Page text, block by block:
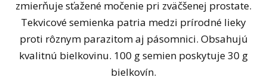
zmierňuje sťažené močenie pri zväčšenej prostate.
Tekvicové semienka patria medzi prírodné lieky
proti rôznym parazitom aj pásomnici. Obsahujú
kvalitnú bielkovinu. 100 g semien poskytuje 30 g
bielkovín.